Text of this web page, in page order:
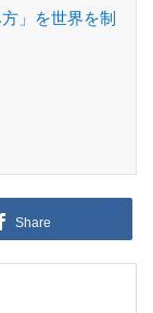
」を世界を制
Share